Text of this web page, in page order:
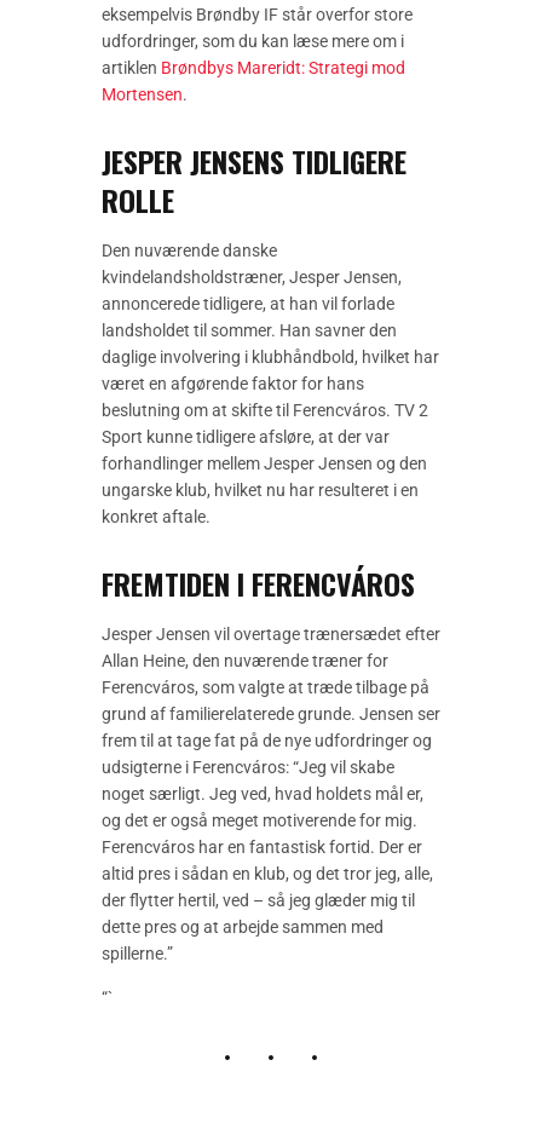
eksempelvis Brøndby IF står overfor store
udfordringer, som du kan læse mere om i
artiklen Brøndbys Mareridt: Strategi mod
Mortensen.
JESPER JENSENS TIDLIGERE
ROLLE
Den nuværende danske
kvindelandsholdstræner, Jesper Jensen,
annoncerede tidligere, at han vil forlade
landsholdet til sommer. Han savner den
daglige involvering i klubhåndbold, hvilket har
været en afgørende faktor for hans
beslutning om at skifte til Ferencváros. TV 2
Sport kunne tidligere afsløre, at der var
forhandlinger mellem Jesper Jensen og den
ungarske klub, hvilket nu har resulteret i en
konkret aftale.
FREMTIDEN I FERENCVÁROS
Jesper Jensen vil overtage trænersædet efter
Allan Heine, den nuværende træner for
Ferencváros, som valgte at træde tilbage på
grund af familierelaterede grunde. Jensen ser
frem til at tage fat på de nye udfordringer og
udsigterne i Ferencváros: “Jeg vil skabe
noget særligt. Jeg ved, hvad holdets mål er,
og det er også meget motiverende for mig.
Ferencváros har en fantastisk fortid. Der er
altid pres i sådan en klub, og det tror jeg, alle,
der flytter hertil, ved – så jeg glæder mig til
dette pres og at arbejde sammen med
spillerne.”
“`